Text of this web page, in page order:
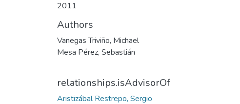
2011
Authors
Vanegas Triviño, Michael
Mesa Pérez, Sebastián
relationships.isAdvisorOf
Aristizábal Restrepo, Sergio